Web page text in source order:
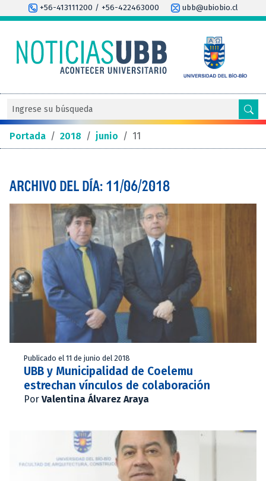
+56-413111200 / +56-422463000 ubb@ubiobio.cl
Portada / 2018 / junio / 11
ARCHIVO DEL DÍA: 11/06/2018
Publicado el 11 de junio del 2018
UBB y Municipalidad de Coelemu
estrechan vínculos de colaboración
Por Valentina Álvarez Araya